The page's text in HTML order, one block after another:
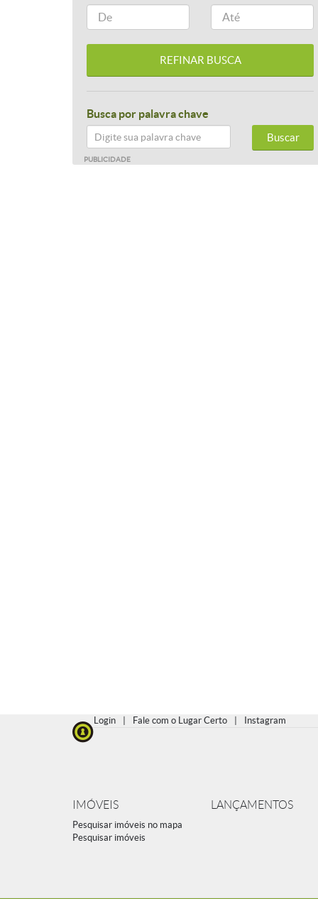
Busca por palavra chave
Buscar
PUBLICIDADE
Login Fale com o Lugar Certo Instagram
IMÓVEIS
Pesquisar imóveis no mapa
Pesquisar imóveis
LANÇAMENTOS